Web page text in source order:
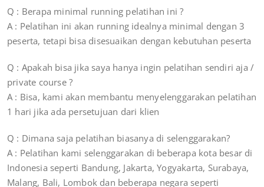
Q : Berapa minimal running pelatihan ini ?
A : Pelatihan ini akan running idealnya minimal dengan 3
peserta, tetapi bisa disesuaikan dengan kebutuhan peserta
Q : Apakah bisa jika saya hanya ingin pelatihan sendiri aja /
private course ?
A : Bisa, kami akan membantu menyelenggarakan pelatihan
1 hari jika ada persetujuan dari klien
Q : Dimana saja pelatihan biasanya di selenggarakan?
A : Pelatihan kami selenggarakan di beberapa kota besar di
Indonesia seperti Bandung, Jakarta, Yogyakarta, Surabaya,
Malang, Bali, Lombok dan beberapa negara seperti